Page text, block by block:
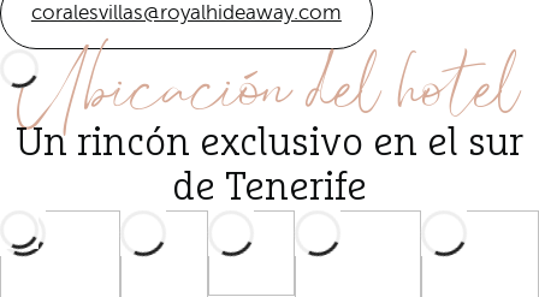
coralesvillas@royalhideaway.com
Ubicación del hotel
Un rincón exclusivo en el sur
de Tenerife